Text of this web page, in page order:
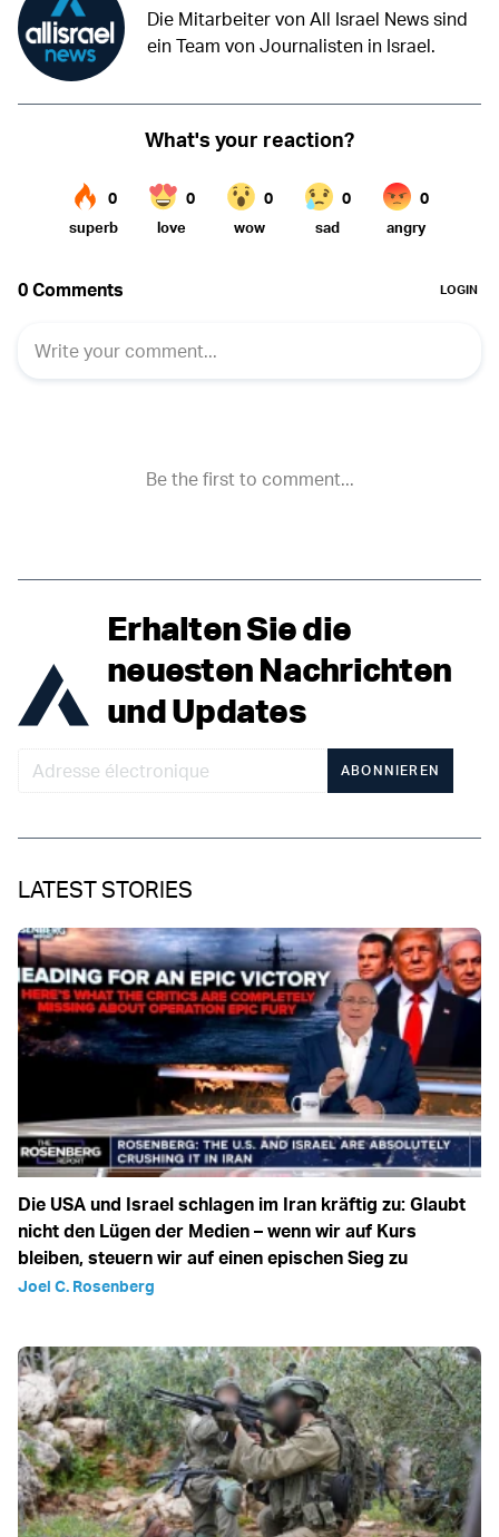
Die Mitarbeiter von All Israel News sind
ein Team von Journalisten in Israel.
Erhalten Sie die
neuesten Nachrichten
und Updates
ABONNIEREN
LATEST STORIES
Die USA und Israel schlagen im Iran kräftig zu: Glaubt
nicht den Lügen der Medien – wenn wir auf Kurs
bleiben, steuern wir auf einen epischen Sieg zu
Joel C. Rosenberg